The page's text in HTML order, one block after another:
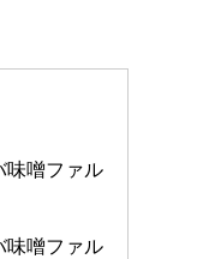
味噌ファル
味噌ファル